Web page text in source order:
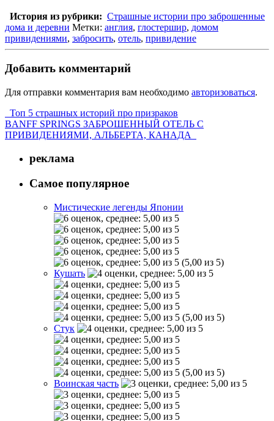
История из рубрики: Страшные истории про заброшенные
дома и деревни Метки: англия, глостершир, домом
привидениями, забросить, отель, привидение
Добавить комментарий
Для отправки комментария вам необходимо авторизоваться.
Топ 5 страшных историй про призраков
BANFF SPRINGS ЗАБРОШЕННЫЙ ОТЕЛЬ С
ПРИВИДЕНИЯМИ, АЛЬБЕРТА, КАНАДА
реклама
Самое популярное
Мистические легенды Японии
(5,00 из 5)
Кушать
(5,00 из 5)
Стук
(5,00 из 5)
Воинская часть